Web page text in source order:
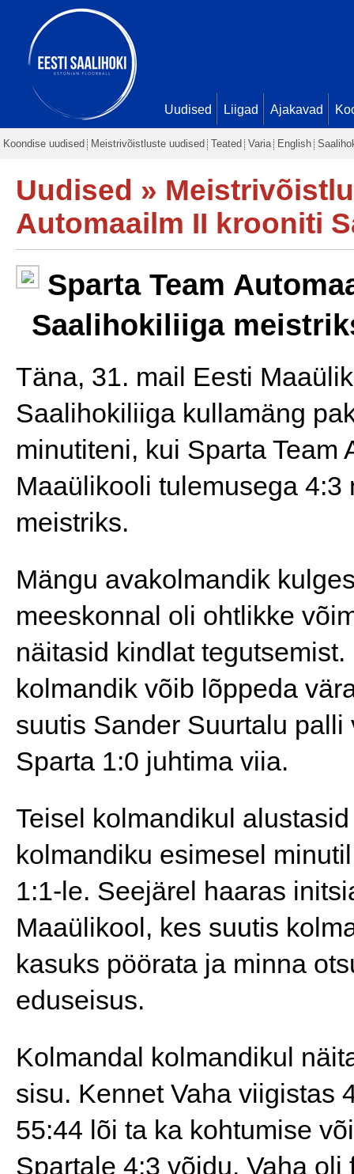
Uudised Liigad Ajakavad
Koondise uudised Meistrivõistluste uudised Teated Varia English
Uudised »
Automaailm II krooniti
Sparta Team
Saalihokiliiga
Täna, 31. mail Eesti
Saalihokiliiga kullamäng
minutiteni, kui Sparta Team
Maaülikooli tulemusega
meistriks.
Mängu avakolmandik
meeskonnal oli ohtlikke
näitasid kindlat
kolmandik võib lõppeda
suutis Sander Suurtalu
Sparta 1:0 juhtima viia.
Teisel kolmandikul
kolmandiku esimesel
1:1-le. Seejärel haaras
Maaülikool, kes suutis
kasuks pöörata ja minna
eduseisus.
Kolmandal kolmandikul
sisu. Kennet Vaha viigistas
55:44 lõi ta ka kohtumise
Spartale 4:3 võidu. Vaha